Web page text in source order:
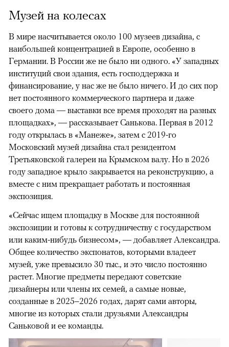
Музей на колесах
В мире насчитывается около 100 музеев дизайна, с
наибольшей концентрацией в Европе, особенно в
Германии. В России же не было ни одного. «У западных
институций свои здания, есть господдержка и
финансирование, у нас же не было ничего. И до сих пор
нет постоянного коммерческого партнера и даже
своего дома — выставки все время проходят на разных
площадках», — рассказывает Санькова. Первая в 2012
году открылась в «Манеже», затем с 2019-го
Московский музей дизайна стал резидентом
Третьяковской галереи на Крымском валу. Но в 2026
году западное крыло закрывается на реконструкцию, а
вместе с ним прекращает работать и постоянная
экспозиция.
«Сейчас ищем площадку в Москве для постоянной
экспозиции и готовы к сотрудничеству с государством
или каким-нибудь бизнесом», — добавляет Александра.
Общее количество экспонатов, которыми владеет
музей, уже превысило 30 тыс., и это число постоянно
растет. Многие предметы передают советские
дизайнеры или члены их семей, а самые новые,
созданные в 2025–2026 годах, дарят сами авторы,
многие из которых стали друзьями Александры
Саньковой и ее команды.